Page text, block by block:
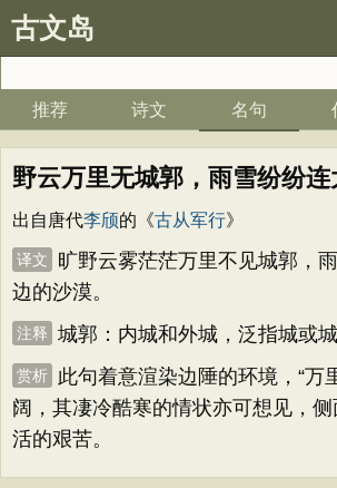
古文岛
推荐 诗文 名句
野云万里无城郭，雨雪纷纷连
出自唐代李颀的《古从军行》
译文
旷野云雾茫茫万里不见城郭，
边的沙漠。
注释 城郭：内城和外城，泛指城或城
赏析
此句着意渲染边陲的环境，“万
阔，其凄冷酷寒的情状亦可想见，
活的艰苦。